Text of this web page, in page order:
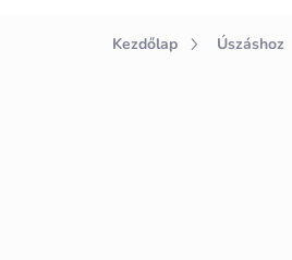
Kezdőlap Úszáshoz